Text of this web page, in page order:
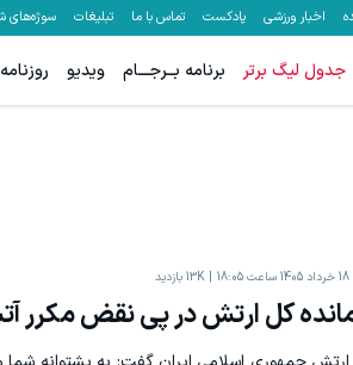
اخبار ورزشی پادکست تماس با ما تبلیغات سوژه‌های
جدول لیگ برتر برنامه بــرجـــام ویدیو روزنامه
18 خرداد 1405 ساعت 18:05 13K بازدید
کل ارتش در پی نقض
جشنواره